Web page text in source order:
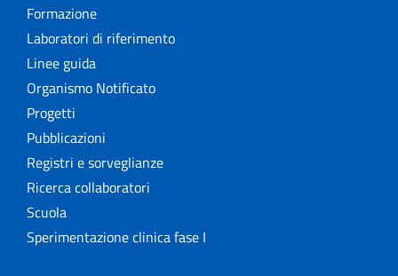
Formazione
Laboratori di riferimento
Linee guida
Organismo Notificato
Progetti
Pubblicazioni
Registri e sorveglianze
Ricerca collaboratori
Scuola
Sperimentazione clinica fase I